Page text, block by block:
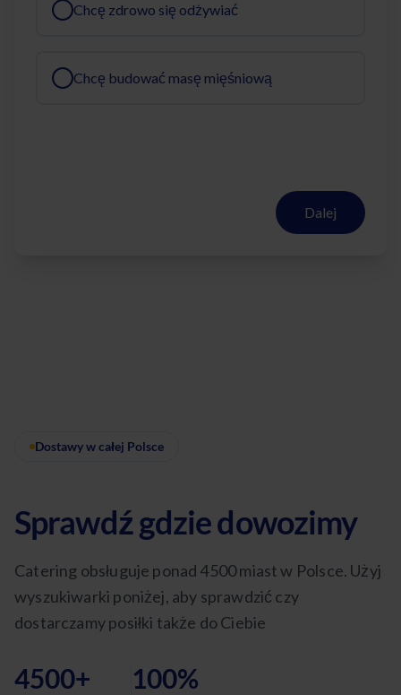
Chcę zdrowo się odżywiać
Chcę budować masę mięśniową
Dalej
Dostawy w całej Polsce
Sprawdź gdzie dowozimy
Catering obsługuje ponad 4500 miast w Polsce. Użyj
wyszukiwarki poniżej, aby sprawdzić czy
dostarczamy posiłki także do Ciebie
4500+ 100%